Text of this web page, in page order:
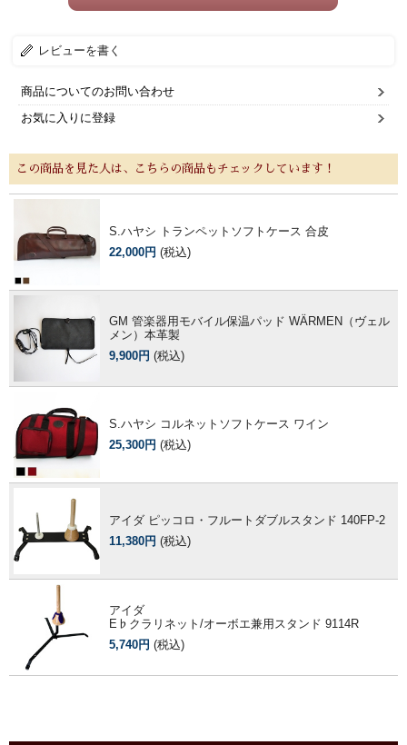
レビューを書く
商品についてのお問い合わせ
お気に入りに登録
この商品を見た人は、こちらの商品もチェックしています！
S.ハヤシ トランペットソフトケース 合皮
22,000円 (税込)
GM 管楽器用モバイル保温パッド WÄRMEN（ヴェル
メン）本革製
9,900円 (税込)
S.ハヤシ コルネットソフトケース ワイン
25,300円 (税込)
アイダ ピッコロ・フルートダブルスタンド 140FP-2
11,380円 (税込)
アイダ
E♭クラリネット/オーボエ兼用スタンド 9114R
5,740円 (税込)